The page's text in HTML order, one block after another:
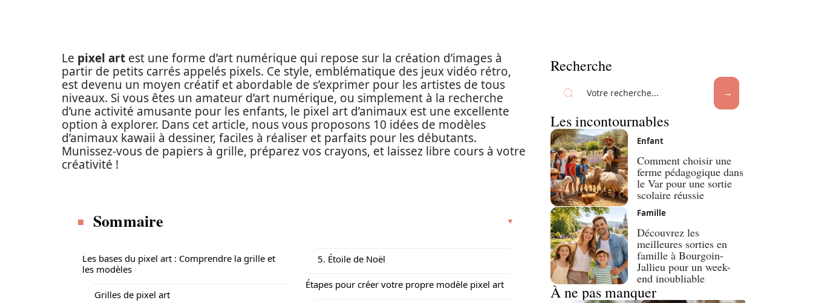
Le pixel art est une forme d’art numérique qui repose sur la création d’images à
partir de petits carrés appelés pixels. Ce style, emblématique des jeux vidéo rétro,
est devenu un moyen créatif et abordable de s’exprimer pour les artistes de tous
niveaux. Si vous êtes un amateur d’art numérique, ou simplement à la recherche
d’une activité amusante pour les enfants, le pixel art d’animaux est une excellente
option à explorer. Dans cet article, nous vous proposons 10 idées de modèles
d’animaux kawaii à dessiner, faciles à réaliser et parfaits pour les débutants.
Munissez-vous de papiers à grille, préparez vos crayons, et laissez libre cours à votre
créativité !
Sommaire
Les bases du pixel art : Comprendre la grille et
les modèles
Grilles de pixel art
5. Étoile de Noël
Étapes pour créer votre propre modèle pixel art
Recherche
Les incontournables
Enfant
Comment choisir une
ferme pédagogique dans
le Var pour une sortie
scolaire réussie
Famille
Découvrez les
meilleures sorties en
famille à Bourgoin-
Jallieu pour un week-
end inoubliable
À ne pas manquer